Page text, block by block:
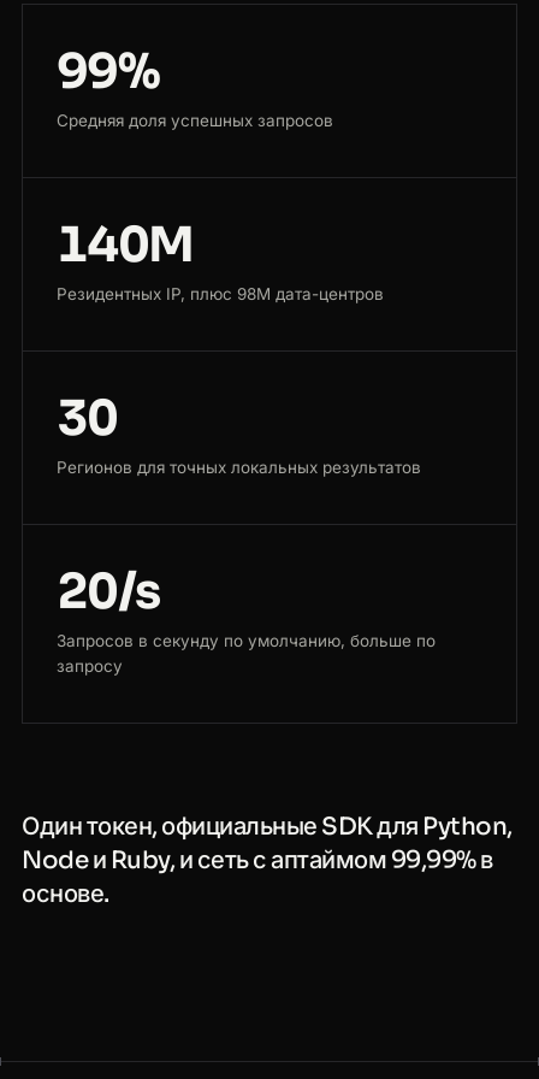
99%
Средняя доля успешных запросов
140M
Резидентных IP, плюс 98M дата-центров
30
Регионов для точных локальных результатов
20/s
Запросов в секунду по умолчанию, больше по
запросу
Один токен, официальные SDK для Python,
Node и Ruby, и сеть с аптаймом 99,99% в
основе.